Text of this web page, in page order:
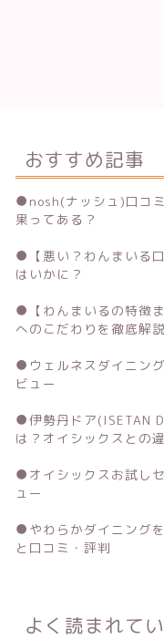
おすすめ記事
● nosh(ナッシュ)口コ
果ってある？
● 【悪い？わんまいる
はいかに？
● 【わんまいるの特徴
へのこだわりを徹底解説
● ウェルネスダイニン
ビュー
●伊勢丹ドア(ISETAN
は？オイシックスとの
● オイシックスお試し
ュー
● やわらかダイニング
と口コミ・評判
よく読まれて